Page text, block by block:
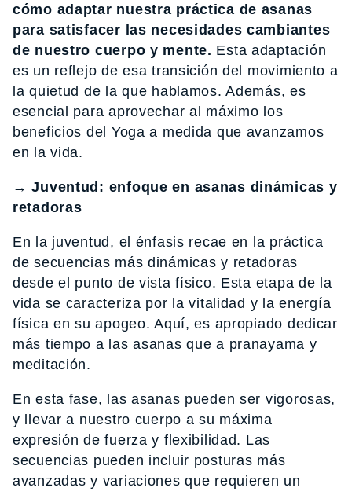
cómo adaptar nuestra práctica de asanas
para satisfacer las necesidades cambiantes
de nuestro cuerpo y mente. Esta adaptación
es un reflejo de esa transición del movimiento a
la quietud de la que hablamos. Además, es
esencial para aprovechar al máximo los
beneficios del Yoga a medida que avanzamos
en la vida.
→ Juventud: enfoque en asanas dinámicas y
retadoras
En la juventud, el énfasis recae en la práctica
de secuencias más dinámicas y retadoras
desde el punto de vista físico. Esta etapa de la
vida se caracteriza por la vitalidad y la energía
física en su apogeo. Aquí, es apropiado dedicar
más tiempo a las asanas que a pranayama y
meditación.
En esta fase, las asanas pueden ser vigorosas,
y llevar a nuestro cuerpo a su máxima
expresión de fuerza y flexibilidad. Las
secuencias pueden incluir posturas más
avanzadas y variaciones que requieren un